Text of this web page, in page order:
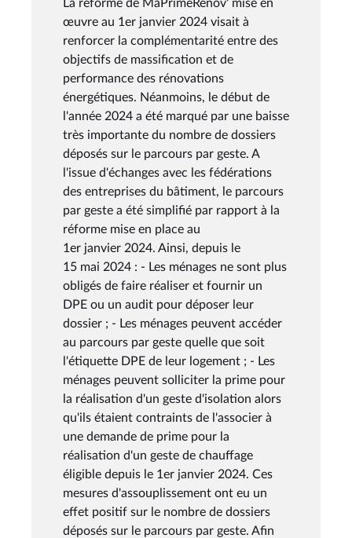
La réforme de MaPrimeRénov' mise en
œuvre au 1er janvier 2024 visait à
renforcer la complémentarité entre des
objectifs de massification et de
performance des rénovations
énergétiques. Néanmoins, le début de
l'année 2024 a été marqué par une baisse
très importante du nombre de dossiers
déposés sur le parcours par geste. A
l'issue d'échanges avec les fédérations
des entreprises du bâtiment, le parcours
par geste a été simplifié par rapport à la
réforme mise en place au
1er janvier 2024. Ainsi, depuis le
15 mai 2024 : - Les ménages ne sont plus
obligés de faire réaliser et fournir un
DPE ou un audit pour déposer leur
dossier ; - Les ménages peuvent accéder
au parcours par geste quelle que soit
l'étiquette DPE de leur logement ; - Les
ménages peuvent solliciter la prime pour
la réalisation d'un geste d'isolation alors
qu'ils étaient contraints de l'associer à
une demande de prime pour la
réalisation d'un geste de chauffage
éligible depuis le 1er janvier 2024. Ces
mesures d'assouplissement ont eu un
effet positif sur le nombre de dossiers
déposés sur le parcours par geste. Afin